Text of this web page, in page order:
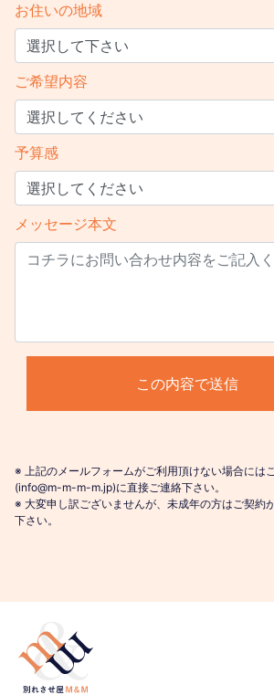
お住いの地域
ご希望内容
予算感
メッセージ本文
※ 上記のメールフォームがご利用頂けない場合には
(info@m-m-m-m.jp)に直接ご連絡下さい。
※ 大変申し訳ございませんが、未成年の方はご契約
下さい。